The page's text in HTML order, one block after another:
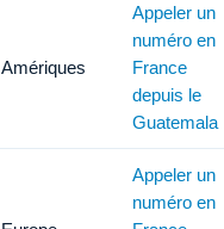
Amériques
Appeler un
numéro en
France
depuis le
Guatemala
Appeler un
numéro en